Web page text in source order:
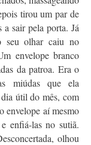
tirou um par de
a sair pela porta. Já
seu olhar caiu no
envelope branco
da patroa. Era o
miúdas que ela
útil do mês, com
envelope aí mesmo
enfiá-las no sutiã.
olhou